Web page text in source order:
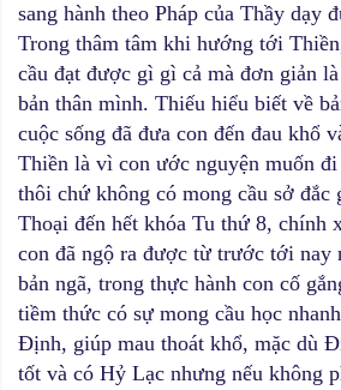
sang hành theo Pháp của Thầy dạy
Trong thâm tâm khi hướng tới
cầu đạt được gì gì cả mà đơn giản
bản thân mình. Thiếu hiểu biết về
cuộc sống đã đưa con đến đau khổ
Thiền là vì con ước nguyện muốn
thôi chứ không có mong cầu sở đắc
Thoại đến hết khóa Tu thứ 8, chính
con đã ngộ ra được từ trước tới nay
bản ngã, trong thực hành con cố
tiềm thức có sự mong cầu học
Định, giúp mau thoát khổ, mặc dù
tốt và có Hỷ Lạc nhưng nếu không